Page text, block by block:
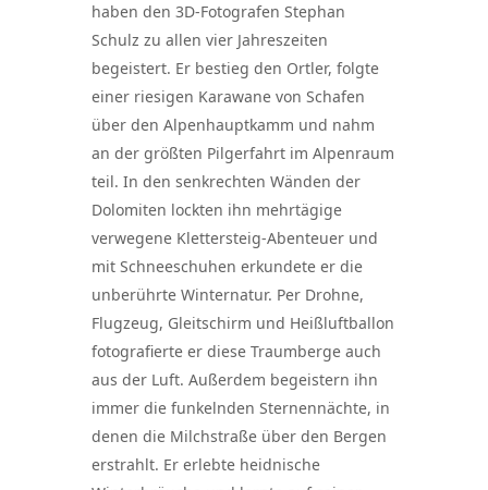
haben den 3D-Fotografen Stephan
Schulz zu allen vier Jahreszeiten
begeistert. Er bestieg den Ortler, folgte
einer riesigen Karawane von Schafen
über den Alpenhauptkamm und nahm
an der größten Pilgerfahrt im Alpenraum
teil. In den senkrechten Wänden der
Dolomiten lockten ihn mehrtägige
verwegene Klettersteig-Abenteuer und
mit Schneeschuhen erkundete er die
unberührte Winternatur. Per Drohne,
Flugzeug, Gleitschirm und Heißluftballon
fotografierte er diese Traumberge auch
aus der Luft. Außerdem begeistern ihn
immer die funkelnden Sternennächte, in
denen die Milchstraße über den Bergen
erstrahlt. Er erlebte heidnische